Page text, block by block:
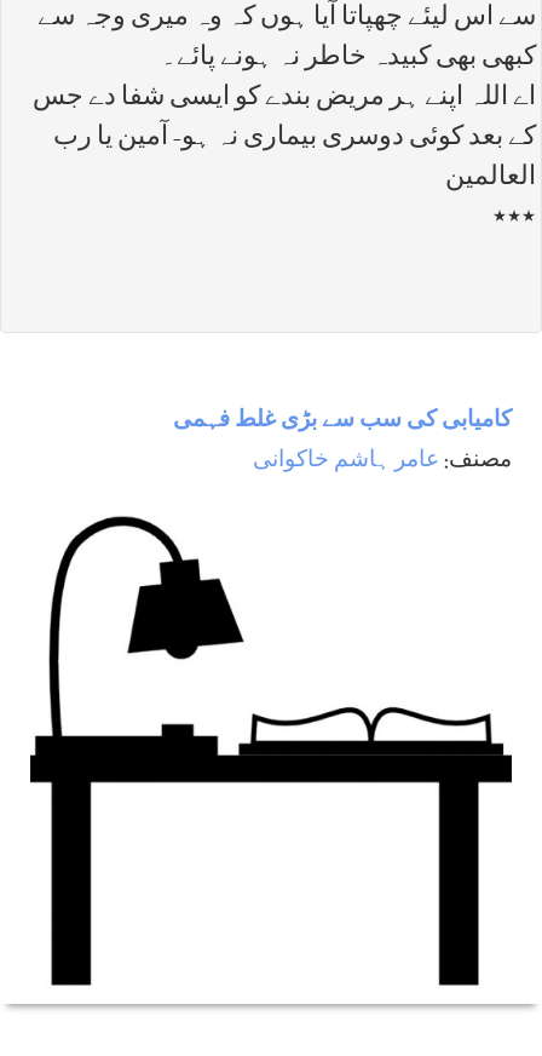
سے اس لیئے چھپاتا آیا ہوں کہ وہ میری وجہ سے
کبھی بھی کبیدہ خاطر نہ ہونے پائے۔
اے اللہ اپنے ہر مریض بندے کو ایسی شفا دے جس
کے بعد کوئی دوسری بیماری نہ ہو- آمین یا رب
العالمین
٭٭٭
کامیابی کی سب سے بڑی غلط فہمی
مصنف: عامر ہاشم خاکوانی